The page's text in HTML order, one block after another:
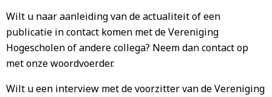
Wilt u naar aanleiding van de actualiteit of een
publicatie in contact komen met de Vereniging
Hogescholen of andere collega? Neem dan contact op
met onze woordvoerder.
Wilt u een interview met de voorzitter van de Vereniging